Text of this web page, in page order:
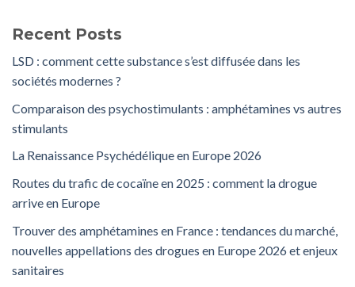
Recent Posts
LSD : comment cette substance s’est diffusée dans les
sociétés modernes ?
Comparaison des psychostimulants : amphétamines vs autres
stimulants
La Renaissance Psychédélique en Europe 2026
Routes du trafic de cocaïne en 2025 : comment la drogue
arrive en Europe
Trouver des amphétamines en France : tendances du marché,
nouvelles appellations des drogues en Europe 2026 et enjeux
sanitaires